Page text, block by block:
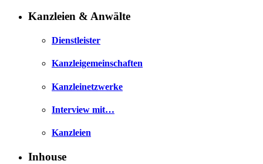
Kanzleien & Anwälte
Dienstleister
Kanzleigemeinschaften
Kanzleinetzwerke
Interview mit…
Kanzleien
Inhouse